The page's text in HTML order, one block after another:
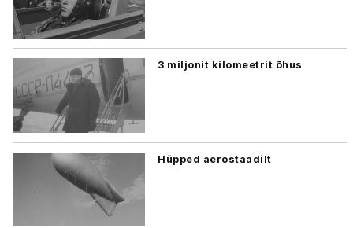
3 miljonit kilomeetrit õhus
Hüpped aerostaadilt